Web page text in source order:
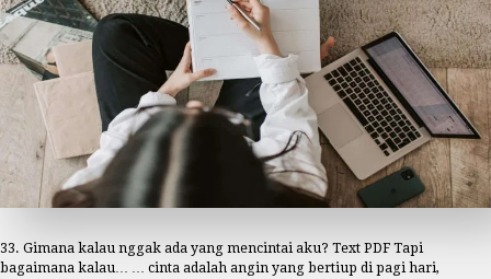
33. Gimana kalau nggak ada yang mencintai aku? Text PDF Tapi
bagaimana kalau… … cinta adalah angin yang bertiup di pagi hari,